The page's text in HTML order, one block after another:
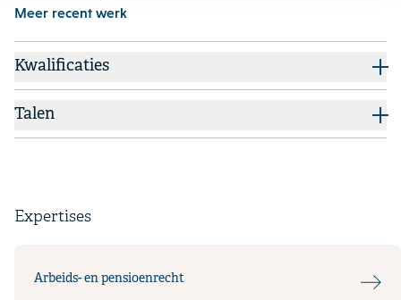
Meer recent werk
Kwalificaties
Talen
Expertises
Arbeids- en pensioenrecht